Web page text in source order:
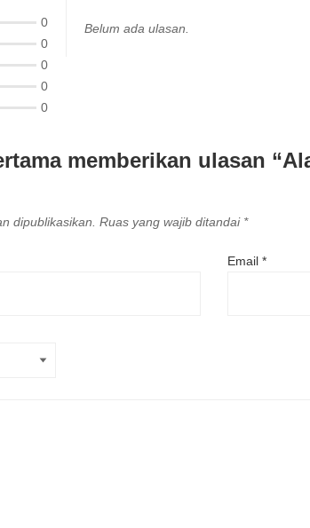
0
0
0
0
0
Belum ada ulasan.
memberikan ulasan
dipublikasikan. Ruas yang wajib ditandai *
Email *